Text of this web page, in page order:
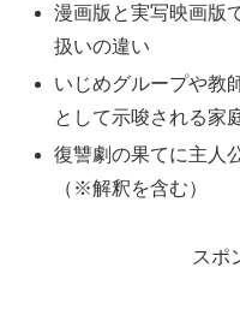
漫画版と実写映画版
扱いの違い
いじめグループや教
として示唆される家
復讐劇の果てに主人
（※解釈を含む）
スポ